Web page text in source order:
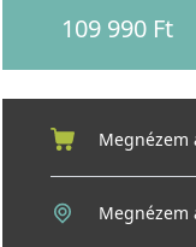
109 990 Ft
Megnézem
Megnézem